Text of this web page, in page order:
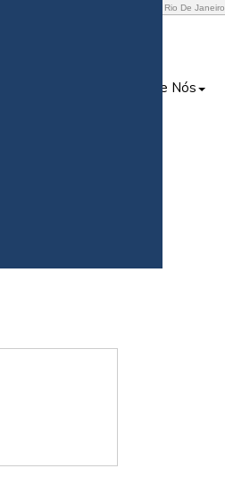
Centro, Botafogo, Leblon e Região, Rio De Janeiro
Sobre Nós